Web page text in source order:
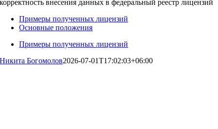
корректность внесения данных в федеральный реестр лицензий
Примеры полученных лицензий
Основные положения
Примеры полученных лицензий
Никита Богомолов2026-07-01T17:02:03+06:00